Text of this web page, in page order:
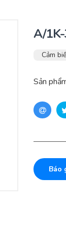
A/
Cảm
Sản
Báo